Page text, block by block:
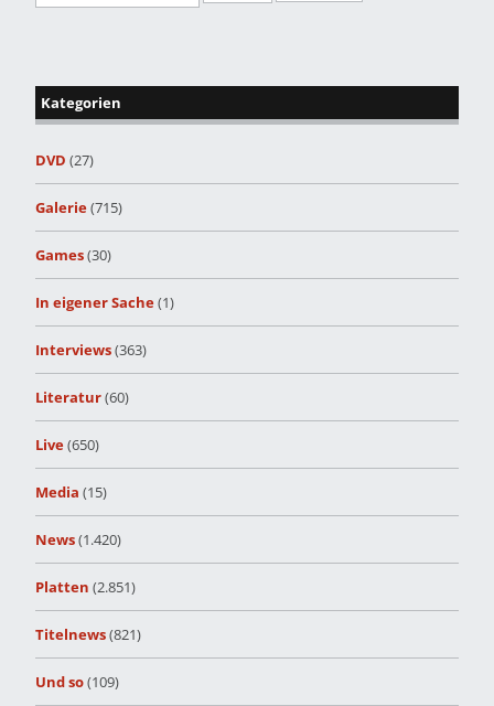
Kategorien
DVD (27)
Galerie(715)
Games(30)
In eigener Sache(1)
Interviews(363)
Literatur(60)
Live(650)
Media (15)
News(1.420)
Platten (2.851)
Titelnews(821)
Und so(109)